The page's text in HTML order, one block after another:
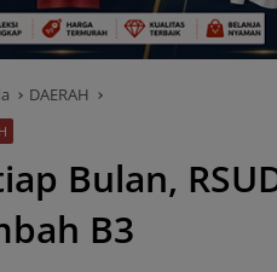
DAERAH
Bulan,
B3